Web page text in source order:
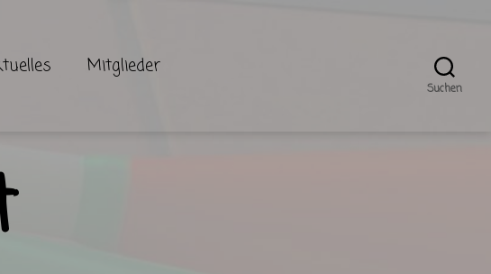
Mitglieder
Suchen